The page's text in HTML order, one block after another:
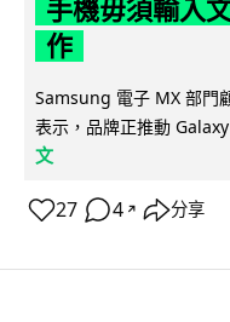
手機毋須輸入
作
Samsung 電子 MX 部門
表示，品牌正推動
文
27 4 ↗ 分享